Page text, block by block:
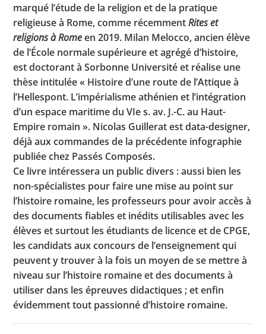
marqué l’étude de la religion et de la pratique
religieuse à Rome, comme récemmentRites et
religions à Romeen 2019. Milan Melocco, ancien élève
de l’École normale supérieure et agrégé d’histoire,
est doctorant à Sorbonne Université et réalise une
thèse intitulée « Histoire d’une route de l’Attique à
l’Hellespont. L’impérialisme athénien et l’intégration
d’un espace maritime du VIe s. av. J.-C. au Haut-
Empire romain ». Nicolas Guillerat est data-designer,
déjà aux commandes de la précédente infographie
publiée chez Passés Composés.
Ce livre intéressera un public divers : aussi bien les
non-spécialistes pour faire une mise au point sur
l’histoire romaine, les professeurs pour avoir accès à
des documents fiables et inédits utilisables avec les
élèves et surtout les étudiants de licence et de CPGE,
les candidats aux concours de l’enseignement qui
peuvent y trouver à la fois un moyen de se mettre à
niveau sur l’histoire romaine et des documents à
utiliser dans les épreuves didactiques ; et enfin
évidemment tout passionné d’histoire romaine.